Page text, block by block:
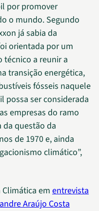
por promover
o mundo. Segundo
já sabia da
orientada por um
a reunir a
transição energética,
fósseis naquele
possa ser considerada
empresas do ramo
questão da
de 1970 e, ainda
climático”,
Climática em entrevista
Araújo Costa